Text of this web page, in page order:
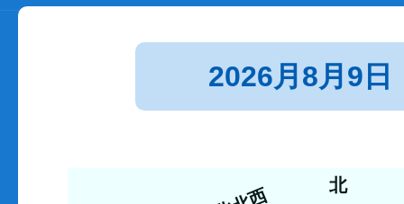
2026月8月9日
北